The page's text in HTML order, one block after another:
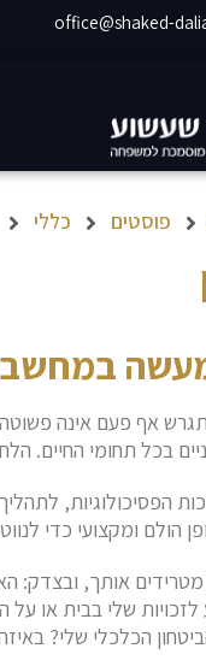
office@shaked-
פוסטים כללי
אף פעם אינה פשוטה.
בכל תחומי החיים.
הפסיכולוגיות,
הולם ומקצועי כדי
מטרידים אותך,
שלי בבית או על
הכלכלי שלי?